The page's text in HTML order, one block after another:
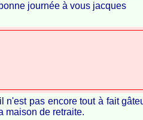
journée à vous jacques
n'est pas encore tout à fait
maison de retraite.